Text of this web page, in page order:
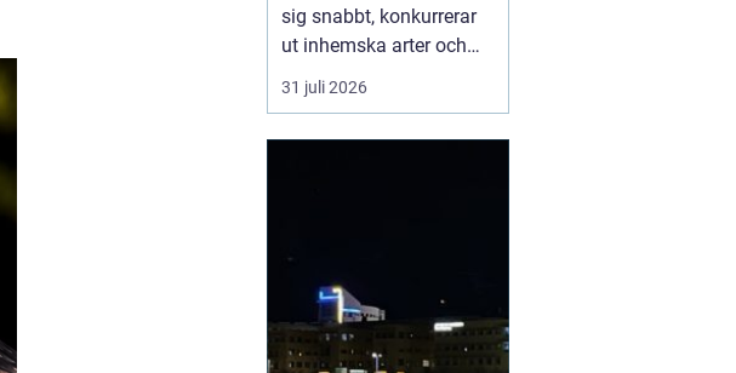
sig snabbt, konkurrerar
ut inhemska arter och
kan på sikt förändra hela
ekosystem. De orsakar
man ska agera, utan
hu...
31 juli 2026